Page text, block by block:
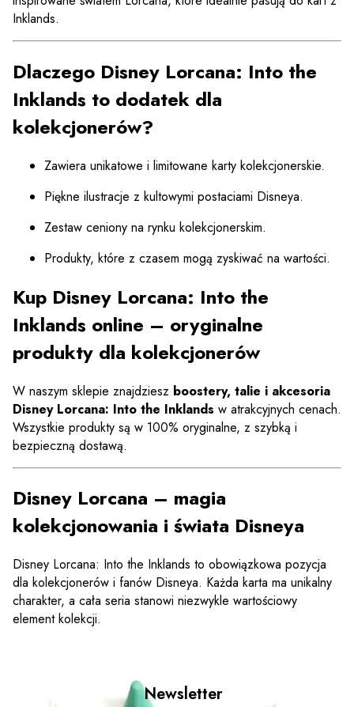
Inklands.
Dlaczego Disney Lorcana: Into the
Inklands to dodatek dla
kolekcjonerów?
Zawiera unikatowe i limitowane karty kolekcjonerskie.
Piękne ilustracje z kultowymi postaciami Disneya.
Zestaw ceniony na rynku kolekcjonerskim.
Produkty, które z czasem mogą zyskiwać na wartości.
Kup Disney Lorcana: Into the
Inklands online – oryginalne
produkty dla kolekcjonerów
W naszym sklepie znajdziesz boostery, talie i akcesoria
Disney Lorcana: Into the Inklands w atrakcyjnych cenach.
Wszystkie produkty są w 100% oryginalne, z szybką i
bezpieczną dostawą.
Disney Lorcana – magia
kolekcjonowania i świata Disneya
Disney Lorcana: Into the Inklands to obowiązkowa pozycja
dla kolekcjonerów i fanów Disneya. Każda karta ma unikalny
charakter, a cała seria stanowi niezwykle wartościowy
element kolekcji.
Newsletter